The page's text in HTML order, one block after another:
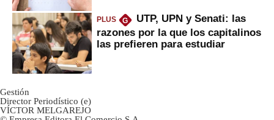
PLUS G
UTP, UPN y Senati: las
razones por la que los capitalinos
las prefieren para estudiar
Gestión
Director Periodístico (e)
VÍCTOR MELGAREJO